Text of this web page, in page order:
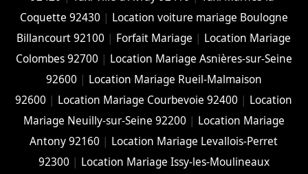
Coquette 92430 | Location voiture mariage Boulogne
Billancourt 92100 | Forfait Mariage | Location Mariage
Colombes 92700 | Location Mariage Asnières-sur-Seine
92600 | Location Mariage Rueil-Malmaison
92600 | Location Mariage Courbevoie 92400 | Location
Mariage Neuilly-sur-Seine 92200 | Location Mariage
Antony 92160 | Location Mariage Levallois-Perret
92300 | Location Mariage Issy-les-Moulineaux